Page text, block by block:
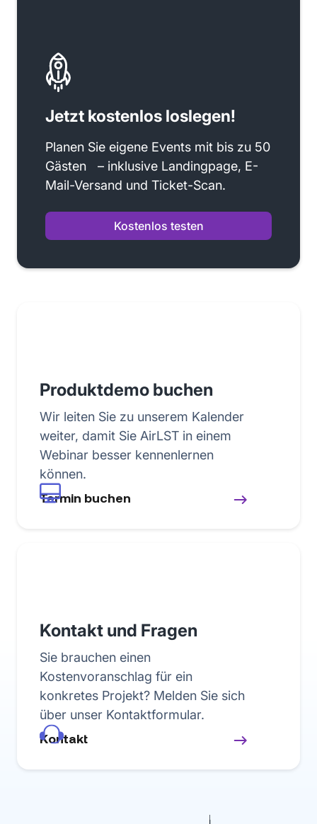
Jetzt kostenlos loslegen!
Planen Sie eigene Events mit bis zu 50
Gästen – inklusive Landingpage, E-
Mail-Versand und Ticket-Scan.
Kostenlos testen
Produktdemo buchen
Wir leiten Sie zu unserem Kalender
weiter, damit Sie AirLST in einem
Webinar besser kennenlernen
können.
Termin buchen
Kontakt und Fragen
Sie brauchen einen
Kostenvoranschlag für ein
konkretes Projekt? Melden Sie sich
über unser Kontaktformular.
Kontakt